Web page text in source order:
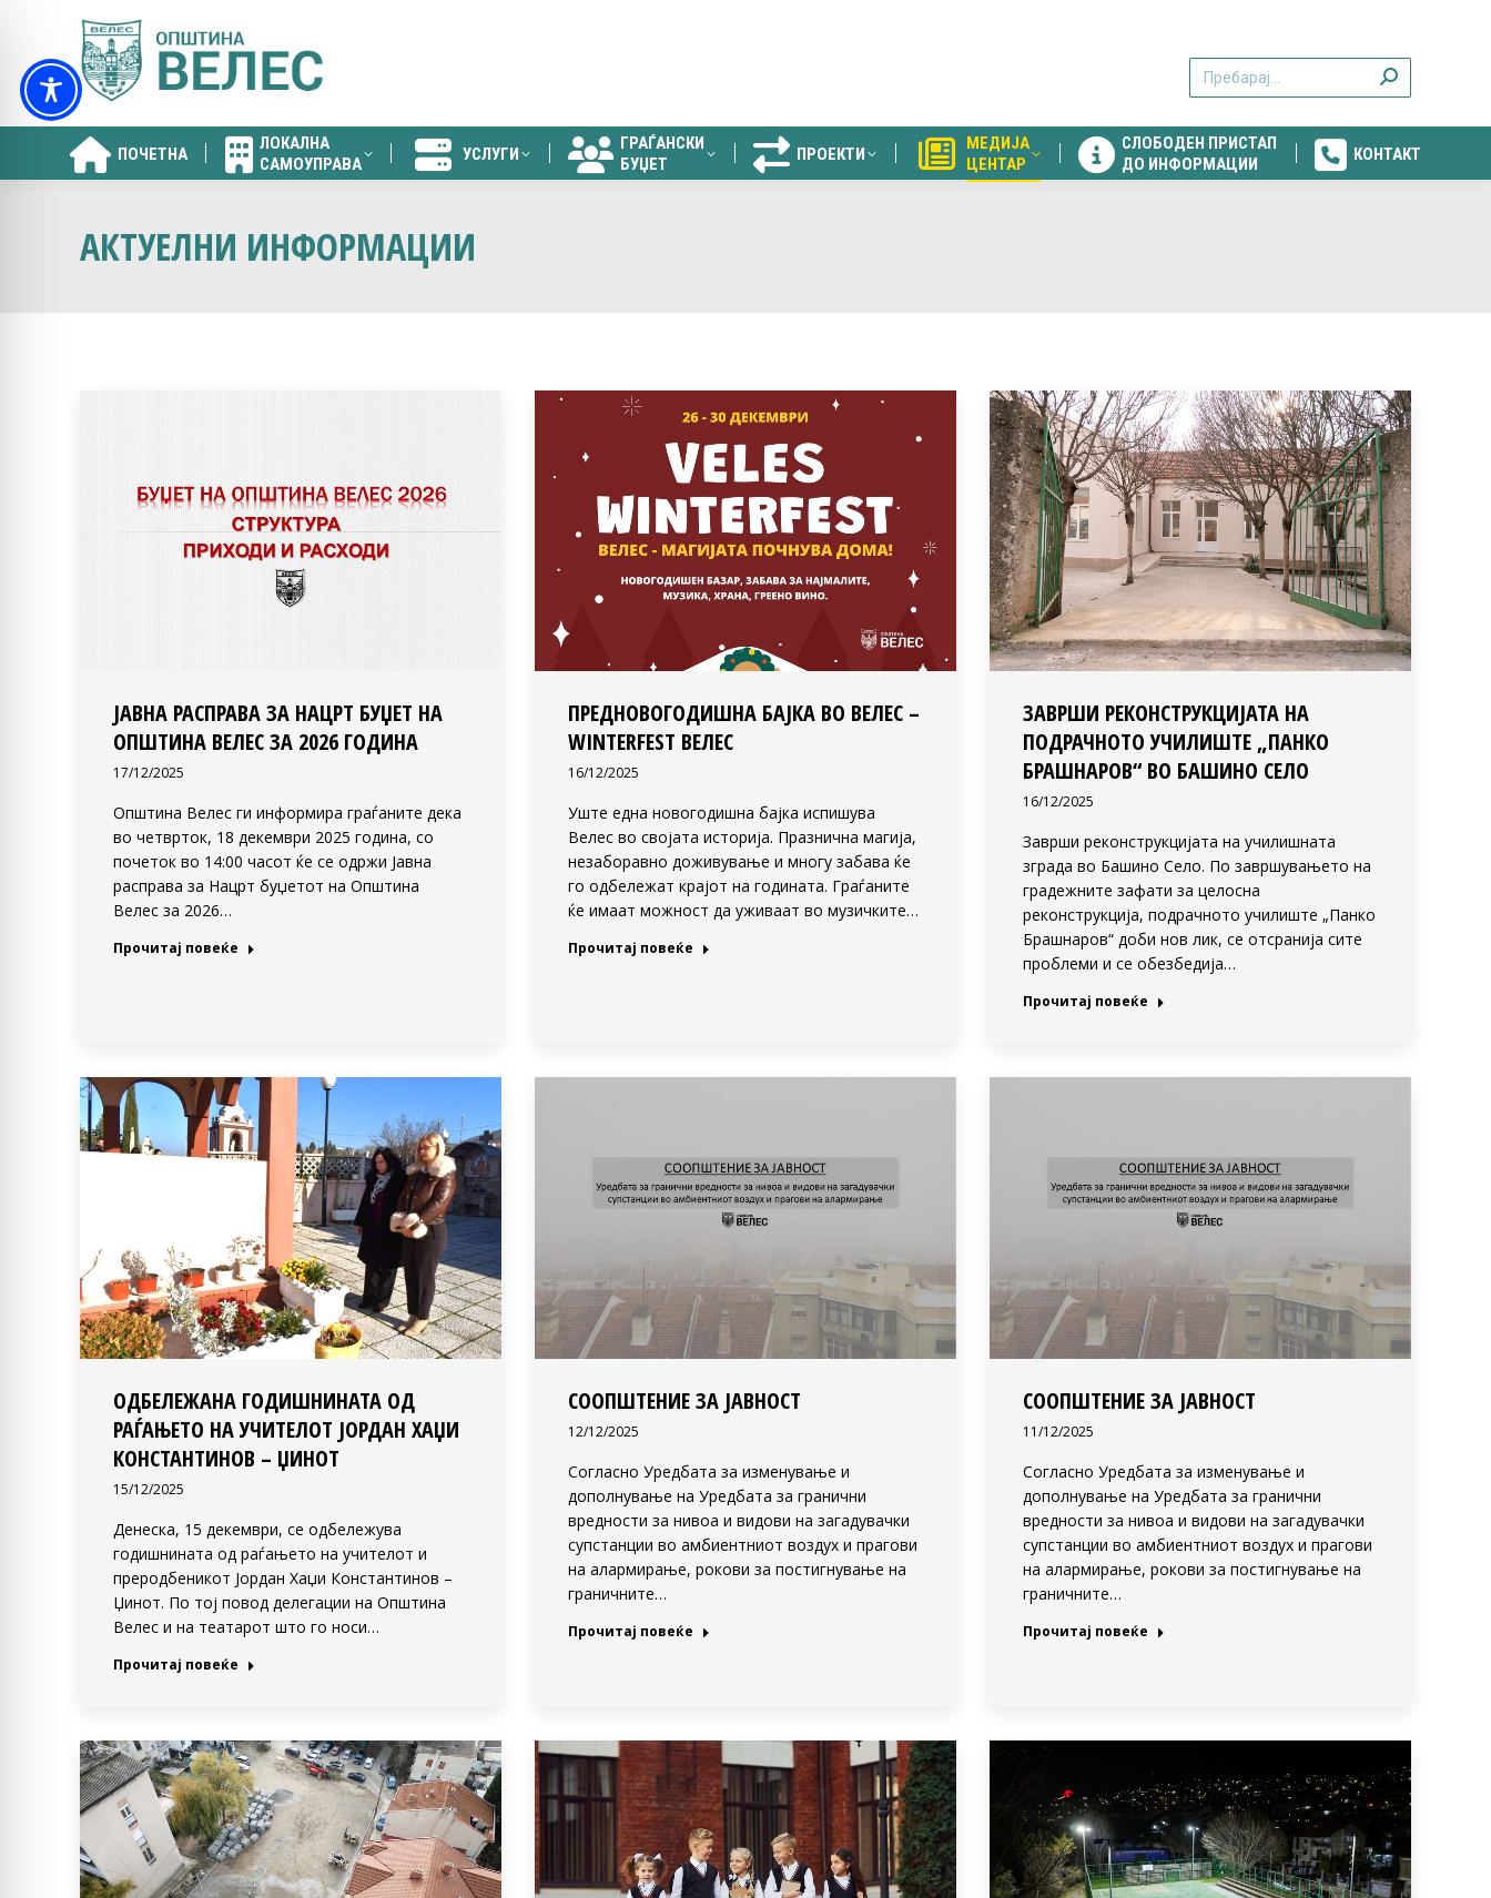
ПОЧЕТНА
ЛОКАЛНА
САМОУПРАВА
УСЛУГИ
ГРАЃАНСКИ
БУЏЕТ
ПРОЕКТИ
МЕДИЈА
ЦЕНТАР
СЛОБОДЕН ПРИСТАП
ДО ИНФОРМАЦИИ
КОНТАКТ
АКТУЕЛНИ ИНФОРМАЦИИ
ЈАВНА РАСПРАВА ЗА НАЦРТ БУЏЕТ НА
ОПШТИНА ВЕЛЕС ЗА 2026 ГОДИНА
17/12/2025
Општина Велес ги информира граѓаните дека
во четврток, 18 декември 2025 година, со
почеток во 14:00 часот ќе се одржи Јавна
расправа за Нацрт буџетот на Општина
Велес за 2026…
Прочитај повеќе
ПРЕДНОВОГОДИШНА БАЈКА ВО ВЕЛЕС –
WINTERFEST ВЕЛЕС
16/12/2025
Уште една новогодишна бајка испишува
Велес во својата историја. Празнична магија,
незаборавно доживување и многу забава ќе
го одбележат крајот на годината. Граѓаните
ќе имаат можност да уживаат во музичките…
Прочитај повеќе
ЗАВРШИ РЕКОНСТРУКЦИЈАТА НА
ПОДРАЧНОТО УЧИЛИШТЕ „ПАНКО
БРАШНАРОВ“ ВО БАШИНО СЕЛО
16/12/2025
Заврши реконструкцијата на училишната
зграда во Башино Село. По завршувањето на
градежните зафати за целосна
реконструкција, подрачното училиште „Панко
Брашнаров“ доби нов лик, се отсранија сите
проблеми и се обезбедија…
Прочитај повеќе
ОДБЕЛЕЖАНА ГОДИШНИНАТА ОД
РАЃАЊЕТО НА УЧИТЕЛОТ ЈОРДАН ХАЏИ
КОНСТАНТИНОВ – ЏИНОТ
15/12/2025
Денеска, 15 декември, се одбележува
годишнината од раѓањето на учителот и
преродбеникот Јордан Хаџи Константинов –
Џинот. По тој повод делегации на Општина
Велес и на театарот што го носи…
Прочитај повеќе
СООПШТЕНИЕ ЗА ЈАВНОСТ
12/12/2025
Согласно Уредбата за изменување и
дополнување на Уредбата за гранични
вредности за нивоа и видови на загадувачки
супстанции во амбиентниот воздух и прагови
на алармирање, рокови за постигнување на
граничните…
Прочитај повеќе
СООПШТЕНИЕ ЗА ЈАВНОСТ
11/12/2025
Согласно Уредбата за изменување и
дополнување на Уредбата за гранични
вредности за нивоа и видови на загадувачки
супстанции во амбиентниот воздух и прагови
на алармирање, рокови за постигнување на
граничните…
Прочитај повеќе
ПОЧЕТНА